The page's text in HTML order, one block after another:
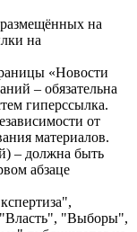
на
на
«Новости
– обязательна
гиперссылка.
от
материалов.
– должна быть
абзаце
"Выборы",